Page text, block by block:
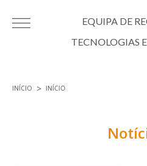
EQUIPA DE
TECNOLOGIAS
INÍCIO INÍCIO